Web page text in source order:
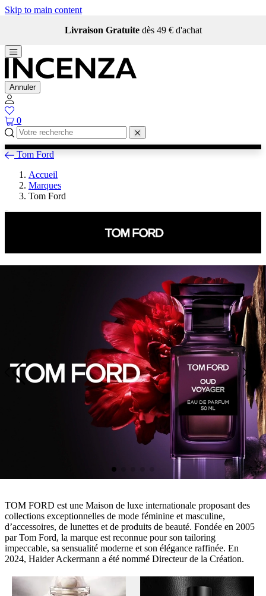
Skip to main content
Livraison Gratuite dès 49 € d'achat
Annuler
0
Tom Ford
Accueil
Marques
Tom Ford
TOM FORD est une Maison de luxe internationale proposant des
collections exceptionnelles de mode féminine et masculine,
d’accessoires, de lunettes et de produits de beauté. Fondée en 2005
par Tom Ford, la marque est reconnue pour son tailoring
impeccable, sa sensualité moderne et son élégance raffinée. En
2024, Haider Ackermann a été nommé Directeur de la Création.